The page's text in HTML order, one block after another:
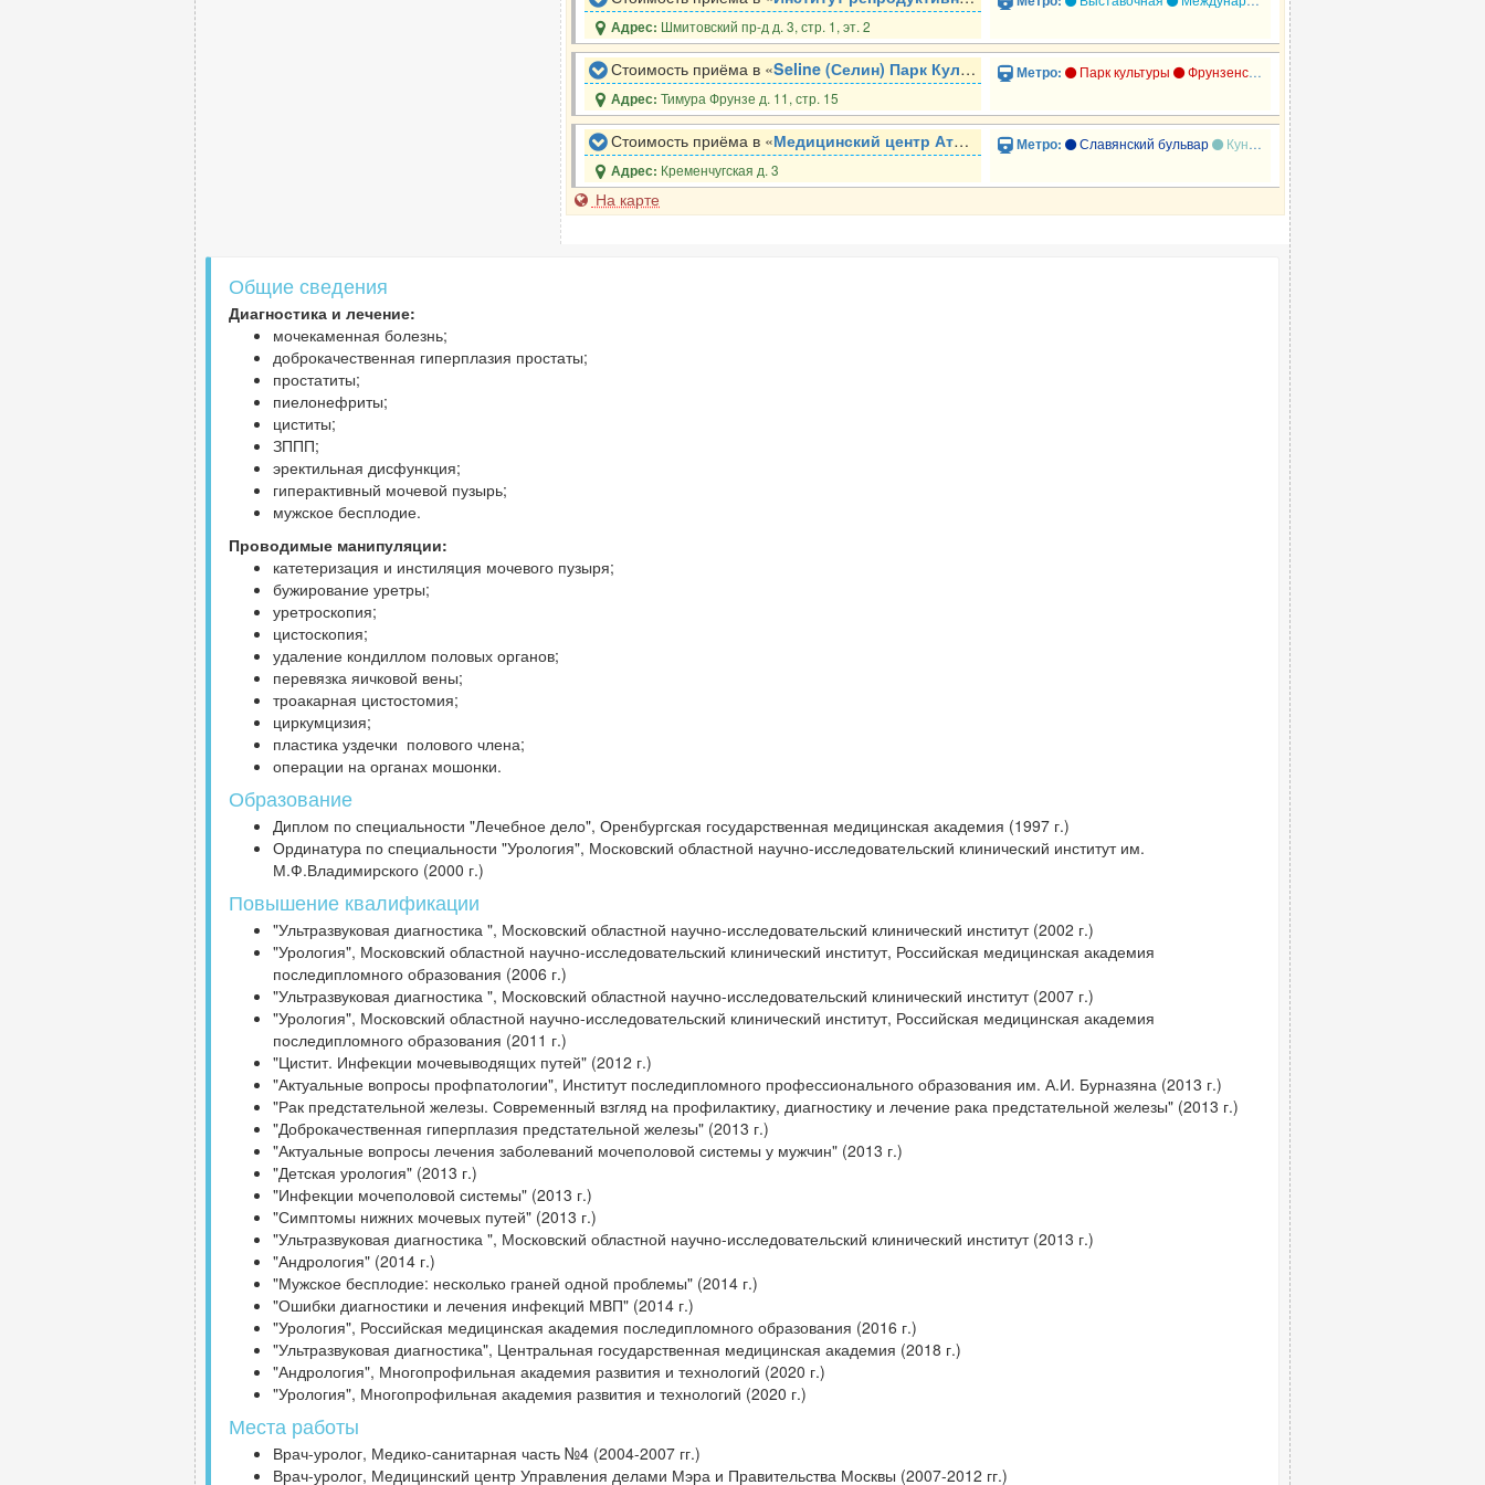
Адрес: Шмитовский пр-д д. 3, стр. 1, эт. 2
Стоимость приёма в «Seline (Селин) Парк Культуры »
Адрес:Тимура Фрунзе д. 11, стр. 15
Метро: Парк культуры Фрунзенская Парк культуры
Стоимость приёма в «Медицинский центр Атлас
Адрес: Кременчугская д. 3
Метро: Славянский бульвар Кунцевская
На карте
Общие сведения
Диагностика и лечение:
мочекаменная болезнь;
доброкачественная гиперплазия простаты;
простатиты;
пиелонефриты;
циститы;
ЗППП;
эректильная дисфункция;
гиперактивный мочевой пузырь;
мужское бесплодие.
Проводимые манипуляции:
катетеризация и инстиляция мочевого пузыря;
бужирование уретры;
уретроскопия;
цистоскопия;
удаление кондиллом половых органов;
перевязка яичковой вены;
троакарная цистостомия;
циркумцизия;
пластика уздечки полового члена;
операции на органах мошонки.
Образование
Диплом по специальности "Лечебное дело", Оренбургская государственная медицинская академия (1997 г.)
Ординатура по специальности "Урология", Московский областной научно-исследовательский клинический институт им.
М.Ф.Владимирского (2000 г.)
Повышение квалификации
"Ультразвуковая диагностика ", Московский областной научно-исследовательский клинический институт (2002 г.)
"Урология", Московский областной научно-исследовательский клинический институт, Российская медицинская академия
последипломного образования (2006 г.)
"Ультразвуковая диагностика ", Московский областной научно-исследовательский клинический институт (2007 г.)
"Урология", Московский областной научно-исследовательский клинический институт, Российская медицинская академия
последипломного образования (2011 г.)
"Цистит. Инфекции мочевыводящих путей" (2012 г.)
"Актуальные вопросы профпатологии", Институт последипломного профессионального образования им. А.И. Бурназяна (2013 г.)
"Рак предстательной железы. Современный взгляд на профилактику, диагностику и лечение рака предстательной железы" (2013 г.)
"Доброкачественная гиперплазия предстательной железы" (2013 г.)
"Актуальные вопросы лечения заболеваний мочеполовой системы у мужчин" (2013 г.)
"Детская урология" (2013 г.)
"Инфекции мочеполовой системы" (2013 г.)
"Симптомы нижних мочевых путей" (2013 г.)
"Ультразвуковая диагностика ", Московский областной научно-исследовательский клинический институт (2013 г.)
"Андрология" (2014 г.)
"Мужское бесплодие: несколько граней одной проблемы" (2014 г.)
"Ошибки диагностики и лечения инфекций МВП" (2014 г.)
"Урология", Российская медицинская академия последипломного образования (2016 г.)
"Ультразвуковая диагностика", Центральная государственная медицинская академия (2018 г.)
"Андрология", Многопрофильная академия развития и технологий (2020 г.)
"Урология", Многопрофильная академия развития и технологий (2020 г.)
Места работы
Врач-уролог, Медико-санитарная часть №4 (2004-2007 гг.)
Врач-уролог, Медицинский центр Управления делами Мэра и Правительства Москвы (2007-2012 гг.)